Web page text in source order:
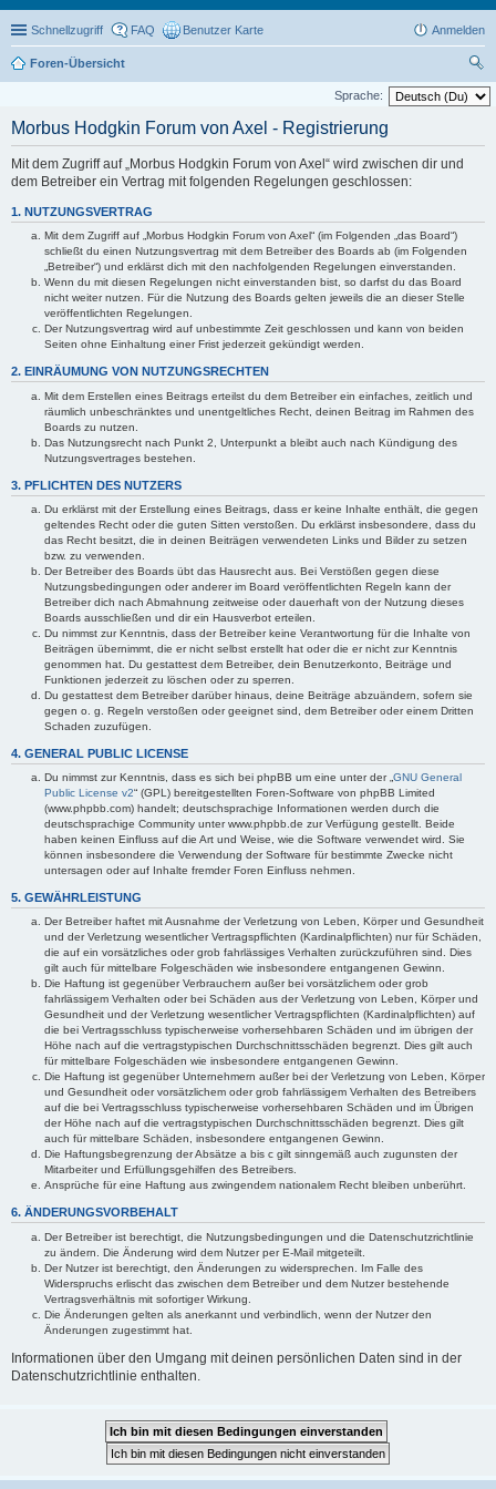
Schnellzugriff FAQ Benutzer Karte Anmelden
Foren-Übersicht
uc
Sprache:
Morbus Hodgkin Forum von Axel - Registrierung
Mit dem Zugriff auf „Morbus Hodgkin Forum von Axel“ wird zwischen dir und
dem Betreiber ein Vertrag mit folgenden Regelungen geschlossen:
1. NUTZUNGSVERTRAG
Mit dem Zugriff auf „Morbus Hodgkin Forum von Axel“ (im Folgenden „das Board“)
schließt du einen Nutzungsvertrag mit dem Betreiber des Boards ab (im Folgenden
„Betreiber“) und erklärst dich mit den nachfolgenden Regelungen einverstanden.
Wenn du mit diesen Regelungen nicht einverstanden bist, so darfst du das Board
nicht weiter nutzen. Für die Nutzung des Boards gelten jeweils die an dieser Stelle
veröffentlichten Regelungen.
Der Nutzungsvertrag wird auf unbestimmte Zeit geschlossen und kann von beiden
Seiten ohne Einhaltung einer Frist jederzeit gekündigt werden.
2. EINRÄUMUNG VON NUTZUNGSRECHTEN
Mit dem Erstellen eines Beitrags erteilst du dem Betreiber ein einfaches, zeitlich und
räumlich unbeschränktes und unentgeltliches Recht, deinen Beitrag im Rahmen des
Boards zu nutzen.
Das Nutzungsrecht nach Punkt 2, Unterpunkt a bleibt auch nach Kündigung des
Nutzungsvertrages bestehen.
3. PFLICHTEN DES NUTZERS
Du erklärst mit der Erstellung eines Beitrags, dass er keine Inhalte enthält, die gegen
geltendes Recht oder die guten Sitten verstoßen. Du erklärst insbesondere, dass du
das Recht besitzt, die in deinen Beiträgen verwendeten Links und Bilder zu setzen
bzw. zu verwenden.
Der Betreiber des Boards übt das Hausrecht aus. Bei Verstößen gegen diese
Nutzungsbedingungen oder anderer im Board veröffentlichten Regeln kann der
Betreiber dich nach Abmahnung zeitweise oder dauerhaft von der Nutzung dieses
Boards ausschließen und dir ein Hausverbot erteilen.
Du nimmst zur Kenntnis, dass der Betreiber keine Verantwortung für die Inhalte von
Beiträgen übernimmt, die er nicht selbst erstellt hat oder die er nicht zur Kenntnis
genommen hat. Du gestattest dem Betreiber, dein Benutzerkonto, Beiträge und
Funktionen jederzeit zu löschen oder zu sperren.
Du gestattest dem Betreiber darüber hinaus, deine Beiträge abzuändern, sofern sie
gegen o. g. Regeln verstoßen oder geeignet sind, dem Betreiber oder einem Dritten
Schaden zuzufügen.
4. GENERAL PUBLIC LICENSE
Du nimmst zur Kenntnis, dass es sich bei phpBB um eine unter der „ GNU General
Public License v2“ (GPL) bereitgestellten Foren-Software von phpBB Limited
(www.phpbb.com) handelt; deutschsprachige Informationen werden durch die
deutschsprachige Community unter www.phpbb.de zur Verfügung gestellt. Beide
haben keinen Einfluss auf die Art und Weise, wie die Software verwendet wird. Sie
können insbesondere die Verwendung der Software für bestimmte Zwecke nicht
untersagen oder auf Inhalte fremder Foren Einfluss nehmen.
5. GEWÄHRLEISTUNG
Der Betreiber haftet mit Ausnahme der Verletzung von Leben, Körper und Gesundheit
und der Verletzung wesentlicher Vertragspflichten (Kardinalpflichten) nur für Schäden,
die auf ein vorsätzliches oder grob fahrlässiges Verhalten zurückzuführen sind. Dies
gilt auch für mittelbare Folgeschäden wie insbesondere entgangenen Gewinn.
Die Haftung ist gegenüber Verbrauchern außer bei vorsätzlichem oder grob
fahrlässigem Verhalten oder bei Schäden aus der Verletzung von Leben, Körper und
Gesundheit und der Verletzung wesentlicher Vertragspflichten (Kardinalpflichten) auf
die bei Vertragsschluss typischerweise vorhersehbaren Schäden und im übrigen der
Höhe nach auf die vertragstypischen Durchschnittsschäden begrenzt. Dies gilt auch
für mittelbare Folgeschäden wie insbesondere entgangenen Gewinn.
Die Haftung ist gegenüber Unternehmern außer bei der Verletzung von Leben, Körper
und Gesundheit oder vorsätzlichem oder grob fahrlässigem Verhalten des Betreibers
auf die bei Vertragsschluss typischerweise vorhersehbaren Schäden und im Übrigen
der Höhe nach auf die vertragstypischen Durchschnittsschäden begrenzt. Dies gilt
auch für mittelbare Schäden, insbesondere entgangenen Gewinn.
Die Haftungsbegrenzung der Absätze a bis c gilt sinngemäß auch zugunsten der
Mitarbeiter und Erfüllungsgehilfen des Betreibers.
Ansprüche für eine Haftung aus zwingendem nationalem Recht bleiben unberührt.
6. ÄNDERUNGSVORBEHALT
Der Betreiber ist berechtigt, die Nutzungsbedingungen und die Datenschutzrichtlinie
zu ändern. Die Änderung wird dem Nutzer per E-Mail mitgeteilt.
Der Nutzer ist berechtigt, den Änderungen zu widersprechen. Im Falle des
Widerspruchs erlischt das zwischen dem Betreiber und dem Nutzer bestehende
Vertragsverhältnis mit sofortiger Wirkung.
Die Änderungen gelten als anerkannt und verbindlich, wenn der Nutzer den
Änderungen zugestimmt hat.
Informationen über den Umgang mit deinen persönlichen Daten sind in der
Datenschutzrichtlinie enthalten.